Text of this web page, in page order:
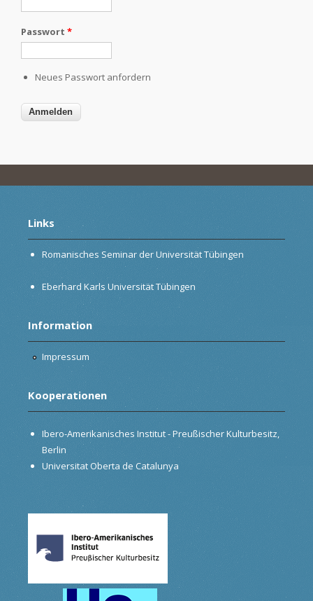
Passwort *
Neues Passwort anfordern
Links
Romanisches Seminar der Universität Tübingen
Eberhard Karls Universität Tübingen
Information
Impressum
Kooperationen
Ibero-Amerikanisches Institut - Preußischer Kulturbesitz,
Berlin
Universitat Oberta de Catalunya